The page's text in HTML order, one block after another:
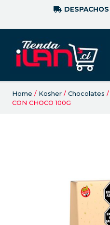
Home / Kosher / Chocolates /
CON CHOCO 100G